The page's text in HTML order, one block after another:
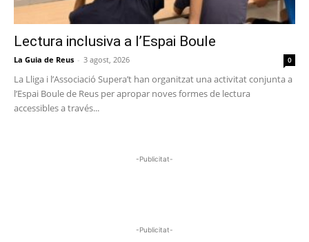
Lectura inclusiva a l’Espai Boule
La Guia de Reus - 3 agost, 2026 0
La Lliga i l’Associació Supera’t han organitzat una activitat conjunta a
l’Espai Boule de Reus per apropar noves formes de lectura
accessibles a través...
-Publicitat-
-Publicitat-